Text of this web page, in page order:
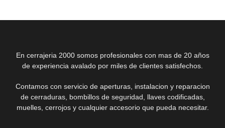
En cerrajeria 2000 somos profesionales con mas de 20 años
de experiencia avalado por miles de clientes satisfechos.
Contamos con servicio de aperturas, instalacion y reparacion
de cerraduras, bombillos de seguridad, llaves codificadas,
muelles, cerrojos y cualquier accesorio que pueda necesitar.